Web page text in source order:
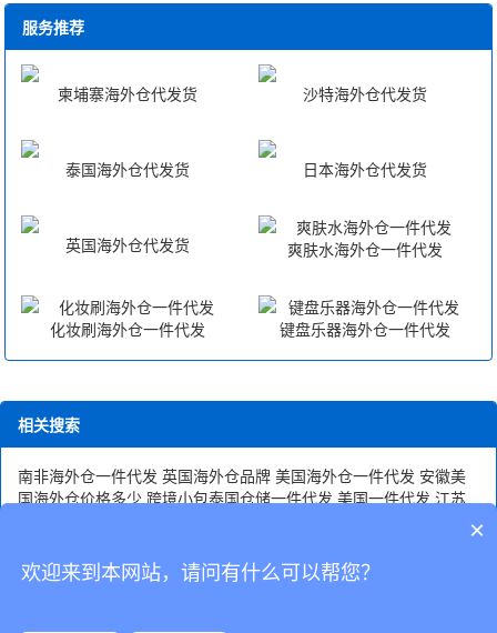
服务推荐
柬埔寨海外仓代发货 沙特海外仓代发货
泰国海外仓代发货 日本海外仓代发货
英国海外仓代发货 爽肤水海外仓一件代发
化妆刷海外仓一件代发 键盘乐器海外仓一件代发
相关搜索
南非海外仓一件代发 英国海外仓品牌 美国海外仓一件代发 安徽美
国海外仓价格多少 跨境小包泰国仓储一件代发 美国一件代发 江苏
跨境
外仓的费用包括哪些
货代美国海外仓 独立站一件代发物流
CopyRight © 深圳市韬博供应链有限公司
×
欢迎来到本网站，请问有什么可以帮您？